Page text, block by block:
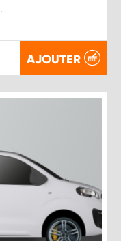
AJOUTER